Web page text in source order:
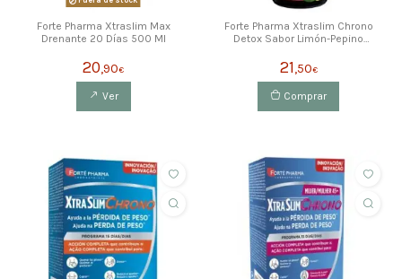
Forte Pharma Xtraslim Max
Drenante 20 Días 500 Ml
20,90€
Ver
Forte Pharma Xtraslim Chrono
Detox Sabor Limón-Pepino
21,50€
Comprar